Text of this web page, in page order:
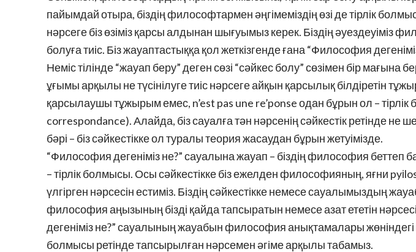
пайымдай отыра, біздің философтармен әңгімеміздің өзі де тірлік
нәрсеге біз өзіміз қарсы алдынан шығуымыз керек. Біздің әуездеуіміз
болуға тиіс. Біз жауаптастыққа қол жеткізгенде ғана “Философия
Неміс тілінде “жауап беру” деген сөзі “сәйкес болу” сөзімен бір
ұғымы арқылы не түсінілуге тиіс нәрсеге айқын қарсылық білдіретін
қарсылаушы тұжырым емес, n’est pas une re’ponse одан бұрын ол – тірлік
correspondance). Алайда, біз сауалға тән нәрсенің сәйкестік ретінде не
бәрі – біз сәйкестікке ол туралы теория жасаудан бұрын жетуімізде.
“Философия дегеніміз не?” сауалына жауап – біздің философия беттеп
– тірлік болмысы. Осы сәйкестікке біз ежелден философияның, яғни
үлгірген нәрсесін естиміз. Біздің сәйкестікке немесе сауалымыздың
философия аңызының бізді қайда тапсыратын немесе азат ететін
дегеніміз не?” сауалының жауабын философия анықтамалары
болмысы ретінде тапсырылған нәрсемен әгіме арқылы табамыз.